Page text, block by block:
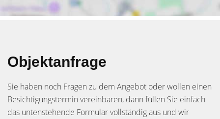
Objektanfrage
Sie haben noch Fragen zu dem Angebot oder wollen einen
Besichtigungstermin vereinbaren, dann füllen Sie einfach
das untenstehende Formular vollständig aus und wir